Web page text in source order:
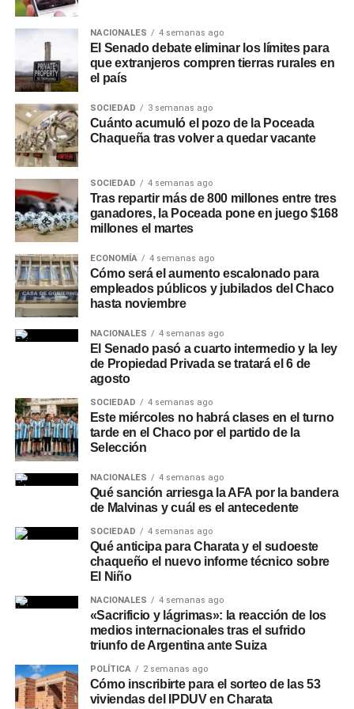
hasta $30.000.000 con plazos de hasta 24 meses y tasa
fija, mientras que la línea +Comercios está destinada a
comercios adheridos aUnicobros, con montos de hasta
$30.000.000, libre destino y gestión 100% online. A estas
opciones se suman otras líneas de gestión presencial,
como la consolidación de deudas y
cuotas, para financiar compras en comercios adheridos
de rubros como construcción, turismo, motos, bicicletas,
hogar y náutica.
Recomendaciones de
seguridad
Desde la entidad remarcaron que NBCH nunca solicita a
sus clientes realizar simulaciones de préstamos, cambios
de contraseñas, instalación de aplicaciones o
transferencias de dinero, y recomendaron operar siempre
a través de los canales oficiales del banco: elWhatsApp
verificado 3624161290o las redes sociales oficiales de
NACIONALES 4 semanas ago
El Senado debate eliminar los límites para
que extranjeros compren tierras rurales en
el país
SOCIEDAD 3 semanas ago
Cuánto acumuló el pozo de la Poceada
Chaqueña tras volver a quedar vacante
SOCIEDAD 4 semanas ago
Tras repartir más de 800 millones entre tres
ganadores, la Poceada pone en juego $168
millones el martes
ECONOMÍA 4 semanas ago
Cómo será el aumento escalonado para
empleados públicos y jubilados del Chaco
hasta noviembre
NACIONALES 4 semanas ago
El Senado pasó a cuarto intermedio y la ley
de Propiedad Privada se tratará el 6 de
agosto
SOCIEDAD 4 semanas ago
Este miércoles no habrá clases en el turno
tarde en el Chaco por el partido de la
Selección
NACIONALES 4 semanas ago
Qué sanción arriesga la AFA por la bandera
de Malvinas y cuál es el antecedente
SOCIEDAD 4 semanas ago
Qué anticipa para Charata y el sudoeste
chaqueño el nuevo informe técnico sobre
El Niño
NACIONALES 4 semanas ago
«Sacrificio y lágrimas»: la reacción de los
medios internacionales tras el sufrido
triunfo de Argentina ante Suiza
POLÍTICA 2 semanas ago
Cómo inscribirte para el sorteo de las 53
viviendas del IPDUV en Charata